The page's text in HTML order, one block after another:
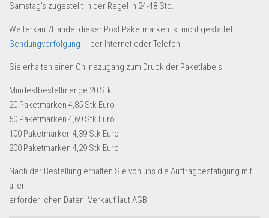
Sonderposten-Angebote
Saison & Eventprodkte
Dropshipping-Produkte
B2B Produkte
Grosshandel
Aldi
Kostenlos verkaufen
Anmelden
Samstag’s zugestellt in der Regel in 24-48 Std.
Weiterkauf/Handel dieser Post Paketmarken ist nicht gestattet.
Sendungverfolgung
per Internet oder Telefon
Sie erhalten einen Onlinezugang zum Druck der Paketlabels
Mindestbestellmenge 20 Stk.
20 Paketmarken 4,85 Stk Euro
50 Paketmarken 4,69 Stk Euro
100 Paketmarken 4,39 Stk Euro
200 Paketmarken 4,29 Stk Euro
Nach der Bestellung erhalten Sie von uns die Auftragbestätigung mit
allen
erforderlichen Daten, Verkauf laut AGB